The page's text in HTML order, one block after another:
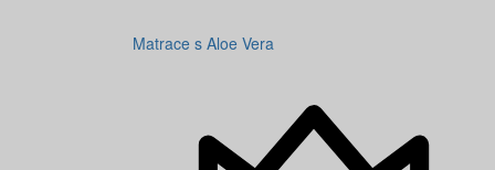
Matrace s Aloe Vera